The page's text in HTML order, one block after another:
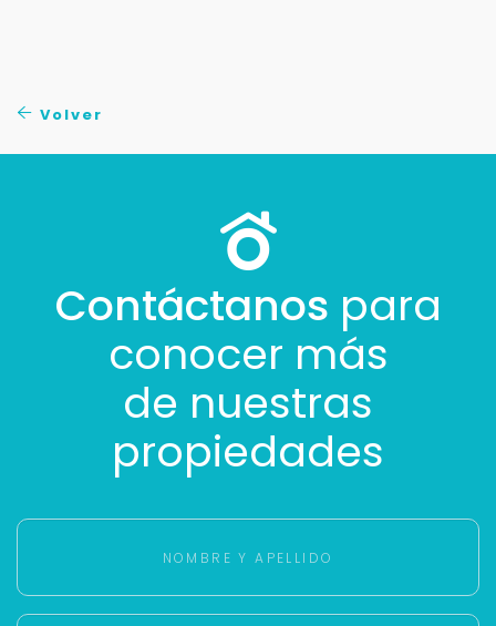
Volver
Contáctanos para
conocer más
de nuestras
propiedades